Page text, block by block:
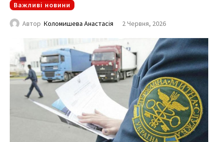
Важливі новини
Автор Коломишева Анастасія 2 Червня, 2026